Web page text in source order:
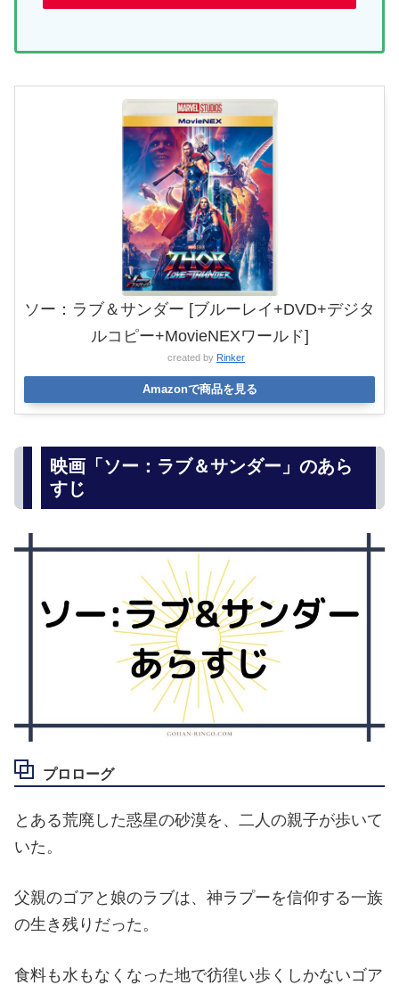
ソー：ラブ＆サンダー [ブルーレイ+DVD+デジタ
ルコピー+MovieNEXワールド]
created by Rinker
Amazonで商品を見る
映画「ソー：ラブ＆サンダー」のあら
すじ
プロローグ
とある荒廃した惑星の砂漠を、二人の親子が歩いて
いた。
父親のゴアと娘のラブは、神ラプーを信仰する一族
の生き残りだった。
食料も水もなくなった地で彷徨い歩くしかないゴア